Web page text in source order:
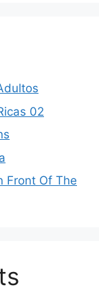
02
Front Of The